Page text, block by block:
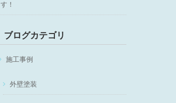
す！
ブログカテゴリ
施工事例
外壁塗装